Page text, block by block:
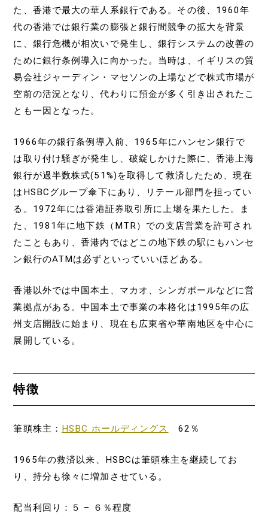
た、香港で最大の華人系銀行である。その後、1960年
代の香港では銀行業の膨張と銀行間競争の拡大を背景
に、銀行危機が相次いで発生し、銀行システムの改善の
ために銀行条例導入に向かった。当時は、イギリスの貿
易会社ジャーディン・マセソンの上場などで株式市場が
空前の活況となり、代わりに預金が多く引き出されたこ
とも一因となった。
1966年の銀行条例導入前、1965年にハンセン銀行で
は取り付け騒ぎが発生し、破綻しかけた際に、香港上海
銀行が過半数株式(51%)を取得して救済したため、現在
はHSBCグループ傘下にあり、リテール部門を担ってい
る。1972年には香港証券取引所に上場を果たした。ま
た、1981年に地下鉄（MTR）での支店営業を許可され
たこともあり、香港内ではどこの地下鉄の駅にもハンセ
ン銀行のATMは必ずといっていいほどある。
香港以外では中国本土、マカオ、シンガポールなどに営
業拠点がある。中国本土で事業の本格化は1995年の広
州支店開設に始まり、現在も広東省や華南地区を中心に
展開している。
特徴
筆頭株主： HSBC ホールディングス 62％
1965年の救済以来、HSBCは筆頭株主を継続してお
り、持分も徐々に増加させている。
配当利回り：５ – ６％程度